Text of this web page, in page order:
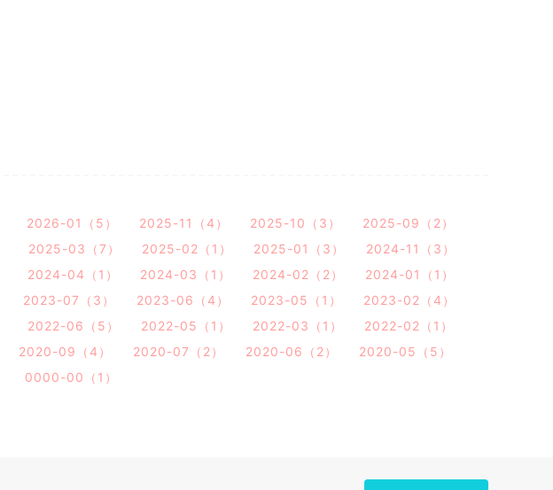
2026-01（5） 2025-11（4） 2025-10（3）
2025-09（2）
2025-03（7） 2025-02（1） 2025-01（3）
2024-11（3）
2024-04（1） 2024-03（1） 2024-02（2）
2024-01（1）
2023-07（3） 2023-06（4） 2023-05（1）
2023-02（4）
2022-06（5） 2022-05（1） 2022-03（1）
2022-02（1）
2020-09（4） 2020-07（2） 2020-06（2）
2020-05（5）
0000-00（1）